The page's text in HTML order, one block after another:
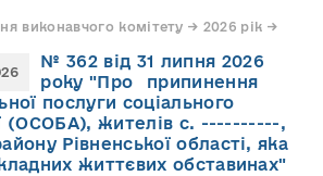
виконавчого комітету → 2026 рік →
№ 362 від 31 липня 2026
року "Про припинення
послуги соціального
(ОСОБА), жителів с. ----------,
Рівненської області, яка
життєвих обставинах"